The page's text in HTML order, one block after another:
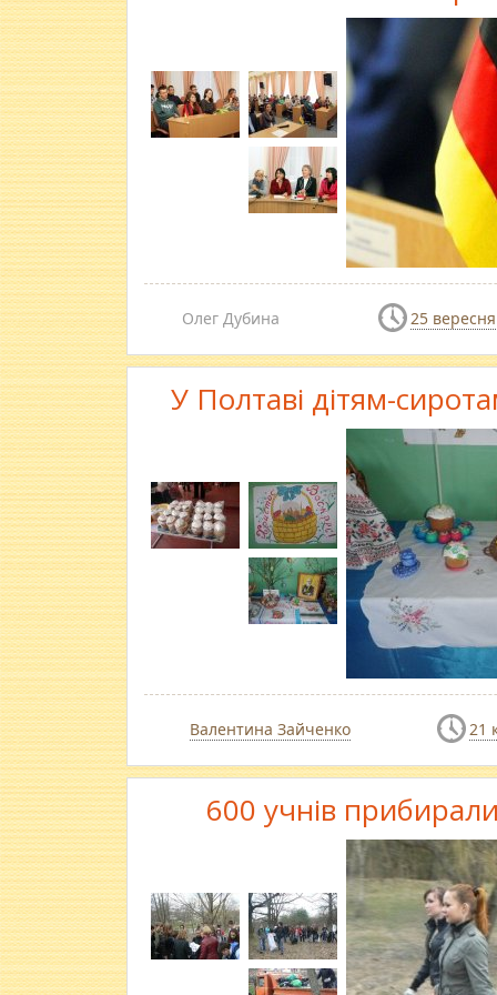
Олег Дубина 25
У Полтаві дітям-
Валентина Зайченко 21
600 учнів